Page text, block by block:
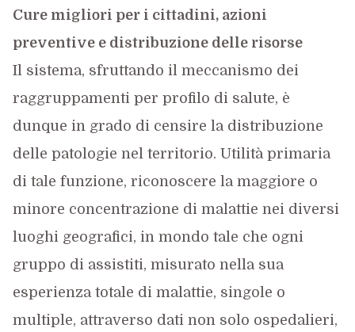
Cure migliori per i cittadini, azioni
preventive e distribuzione delle risorse
Il sistema, sfruttando il meccanismo dei
raggruppamenti per profilo di salute, è
dunque in grado di censire la distribuzione
delle patologie nel territorio. Utilità primaria
di tale funzione, riconoscere la maggiore o
minore concentrazione di malattie nei diversi
luoghi geografici, in mondo tale che ogni
gruppo di assistiti, misurato nella sua
esperienza totale di malattie, singole o
multiple, attraverso dati non solo ospedalieri,